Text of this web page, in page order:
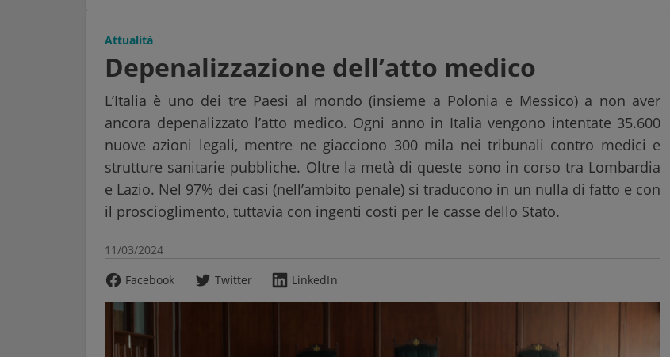
Attualità
Depenalizzazione dell’atto medico
L’Italia è uno dei tre Paesi al mondo (insieme a Polonia e Messico) a non aver
ancora depenalizzato l’atto medico. Ogni anno in Italia vengono intentate 35.600
nuove azioni legali, mentre ne giacciono 300 mila nei tribunali contro medici e
strutture sanitarie pubbliche. Oltre la metà di queste sono in corso tra Lombardia
e Lazio. Nel 97% dei casi (nell’ambito penale) si traducono in un nulla di fatto e con
il proscioglimento, tuttavia con ingenti costi per le casse dello Stato.
11/03/2024
Facebook
Twitter LinkedIn